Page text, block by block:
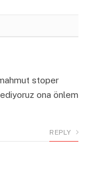
stoper
ona önlem
REPLY